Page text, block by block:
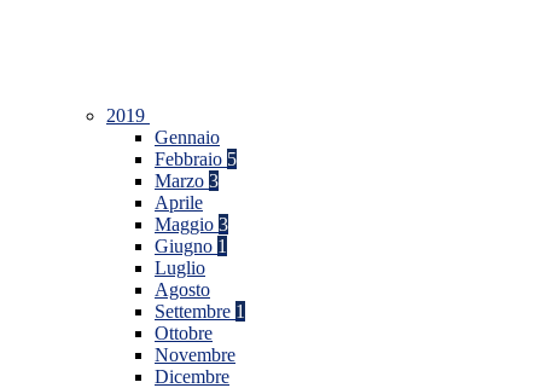
2019
Gennaio
Febbraio 5
Marzo 3
Aprile
Maggio 3
Giugno 1
Luglio
Agosto
Settembre 1
Ottobre
Novembre
Dicembre